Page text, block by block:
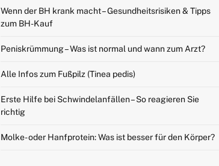
Wenn der BH krank macht – Gesundheitsrisiken & Tipps
zum BH-Kauf
Peniskrümmung – Was ist normal und wann zum Arzt?
Alle Infos zum Fußpilz (Tinea pedis)
Erste Hilfe bei Schwindelanfällen – So reagieren Sie
richtig
Molke- oder Hanfprotein: Was ist besser für den Körper?